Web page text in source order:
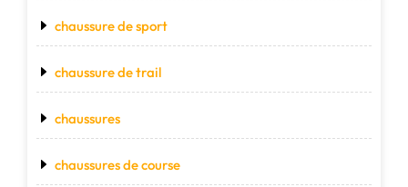
chaussure de sport
chaussure de trail
chaussures
chaussures de course